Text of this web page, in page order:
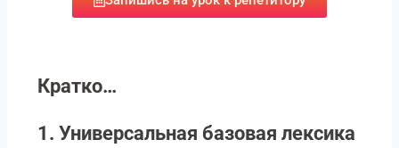
Кратко…
1. Универсальная базовая лексика